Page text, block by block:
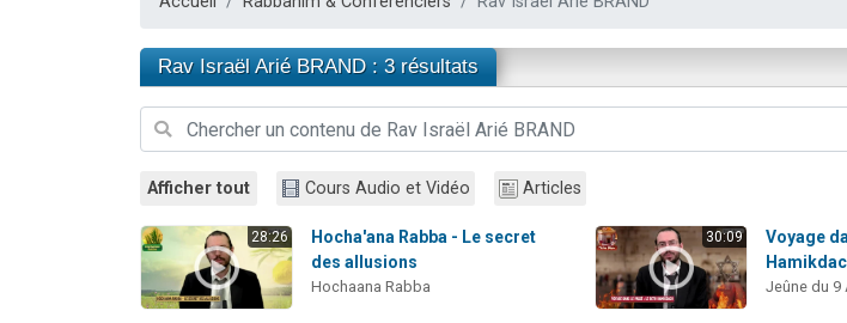
2 personnes viennent de nous rejoindre sur WhatsApp
3 personnes viennent de nous rejoindre sur WhatsApp
Rav Israël Arié BRAND : 3 résultats
Afficher tout Cours Audio et Vidéo Articles
28:26
Hocha'ana Rabba - Le secret
des allusions
Hochaana Rabba
30:09
Voyage
Jeûne du 9